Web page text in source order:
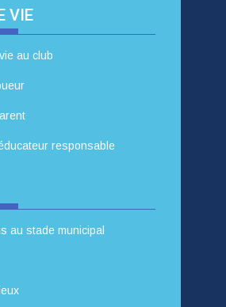
VIE
au club
responsable
au stade municipal